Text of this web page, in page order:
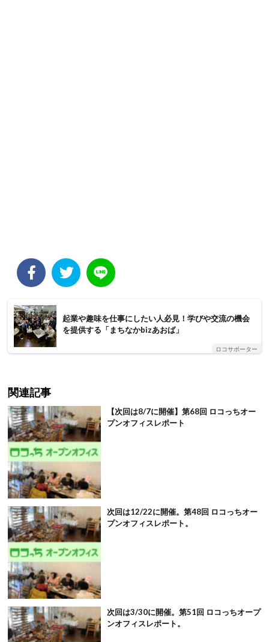
起業や趣味を仕事にしたい人必見！学びや交流の機会
を提供する「まちなかbizあおば」
ロコサポーター
関連記事
【次回は8/7に開催】第68回 ロコっちオー
プンオフィスレポート
次回は12/22に開催。第48回 ロコっちオー
プンオフィスレポート。
次回は3/30に開催。第51回 ロコっちオープ
ンオフィスレポート。